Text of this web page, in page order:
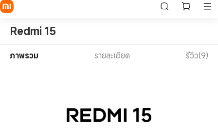
Redmi 15
ภาพรวม รายละเอียด รีวิว(9)